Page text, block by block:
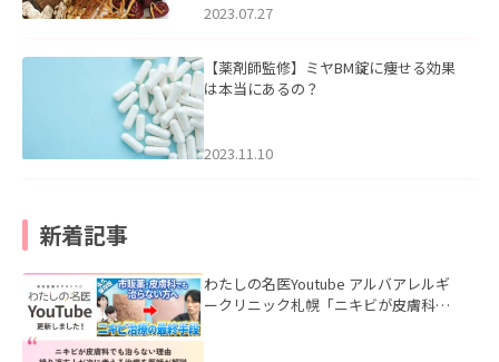
2023.07.27
【薬剤師監修】ミヤBM錠に痩せる効果
は本当にあるの？
2023.11.10
新着記事
わたしの名医Youtube アルバアレルギ
ークリニック札幌「ニキビが皮膚科で